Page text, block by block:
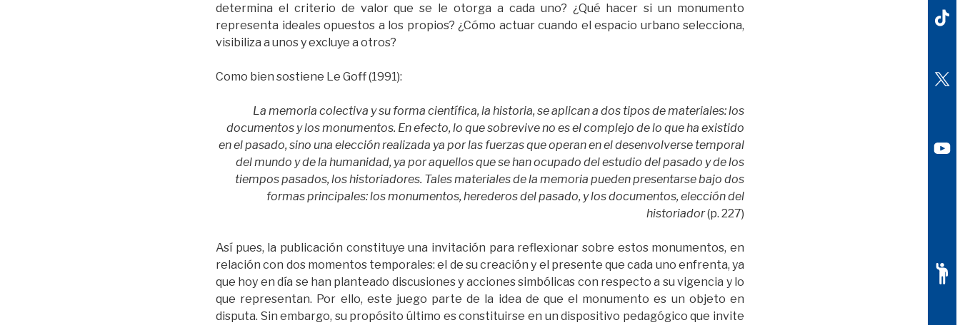
determina el criterio de valor que se le otorga a cada uno? ¿Qué hacer si un monumento
representa ideales opuestos a los propios? ¿Cómo actuar cuando el espacio urbano selecciona,
visibiliza a unos y excluye a otros?
Como bien sostiene Le Goff (1991):
La memoria colectiva y su forma científica, la historia, se aplican a dos tipos de materiales: los
documentos y los monumentos. En efecto, lo que sobrevive no es el complejo de lo que ha existido
en el pasado, sino una elección realizada ya por las fuerzas que operan en el desenvolverse temporal
del mundo y de la humanidad, ya por aquellos que se han ocupado del estudio del pasado y de los
tiempos pasados, los historiadores. Tales materiales de la memoria pueden presentarse bajo dos
formas principales: los monumentos, herederos del pasado, y los documentos, elección del
historiador(p. 227)
Así pues, la publicación constituye una invitación para reflexionar sobre estos monumentos, en
relación con dos momentos temporales: el de su creación y el presente que cada uno enfrenta, ya
que hoy en día se han planteado discusiones y acciones simbólicas con respecto a su vigencia y lo
que representan. Por ello, este juego parte de la idea de que el monumento es un objeto en
disputa. Sin embargo, su propósito último es constituirse en un dispositivo pedagógico que invite